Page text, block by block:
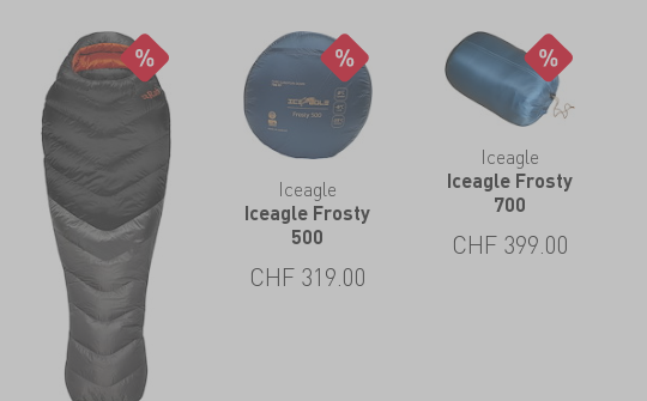
Iceagle
Iceagle Frosty
500
CHF 319.00
Iceagle
Iceagle Frosty
700
CHF 399.00